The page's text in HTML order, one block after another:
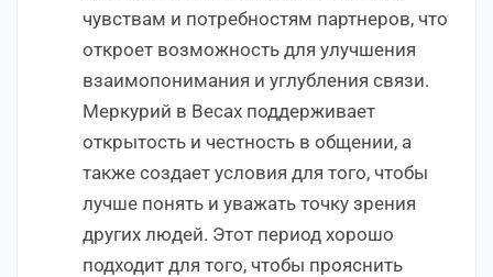
чувствам и потребностям партнеров, что
откроет возможность для улучшения
взаимопонимания и углубления связи.
Меркурий в Весах поддерживает
открытость и честность в общении, а
также создает условия для того, чтобы
лучше понять и уважать точку зрения
других людей. Этот период хорошо
подходит для того, чтобы прояснить